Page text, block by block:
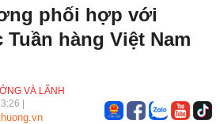
phối hợp với
hàng Việt Nam
VÀ LÃNH